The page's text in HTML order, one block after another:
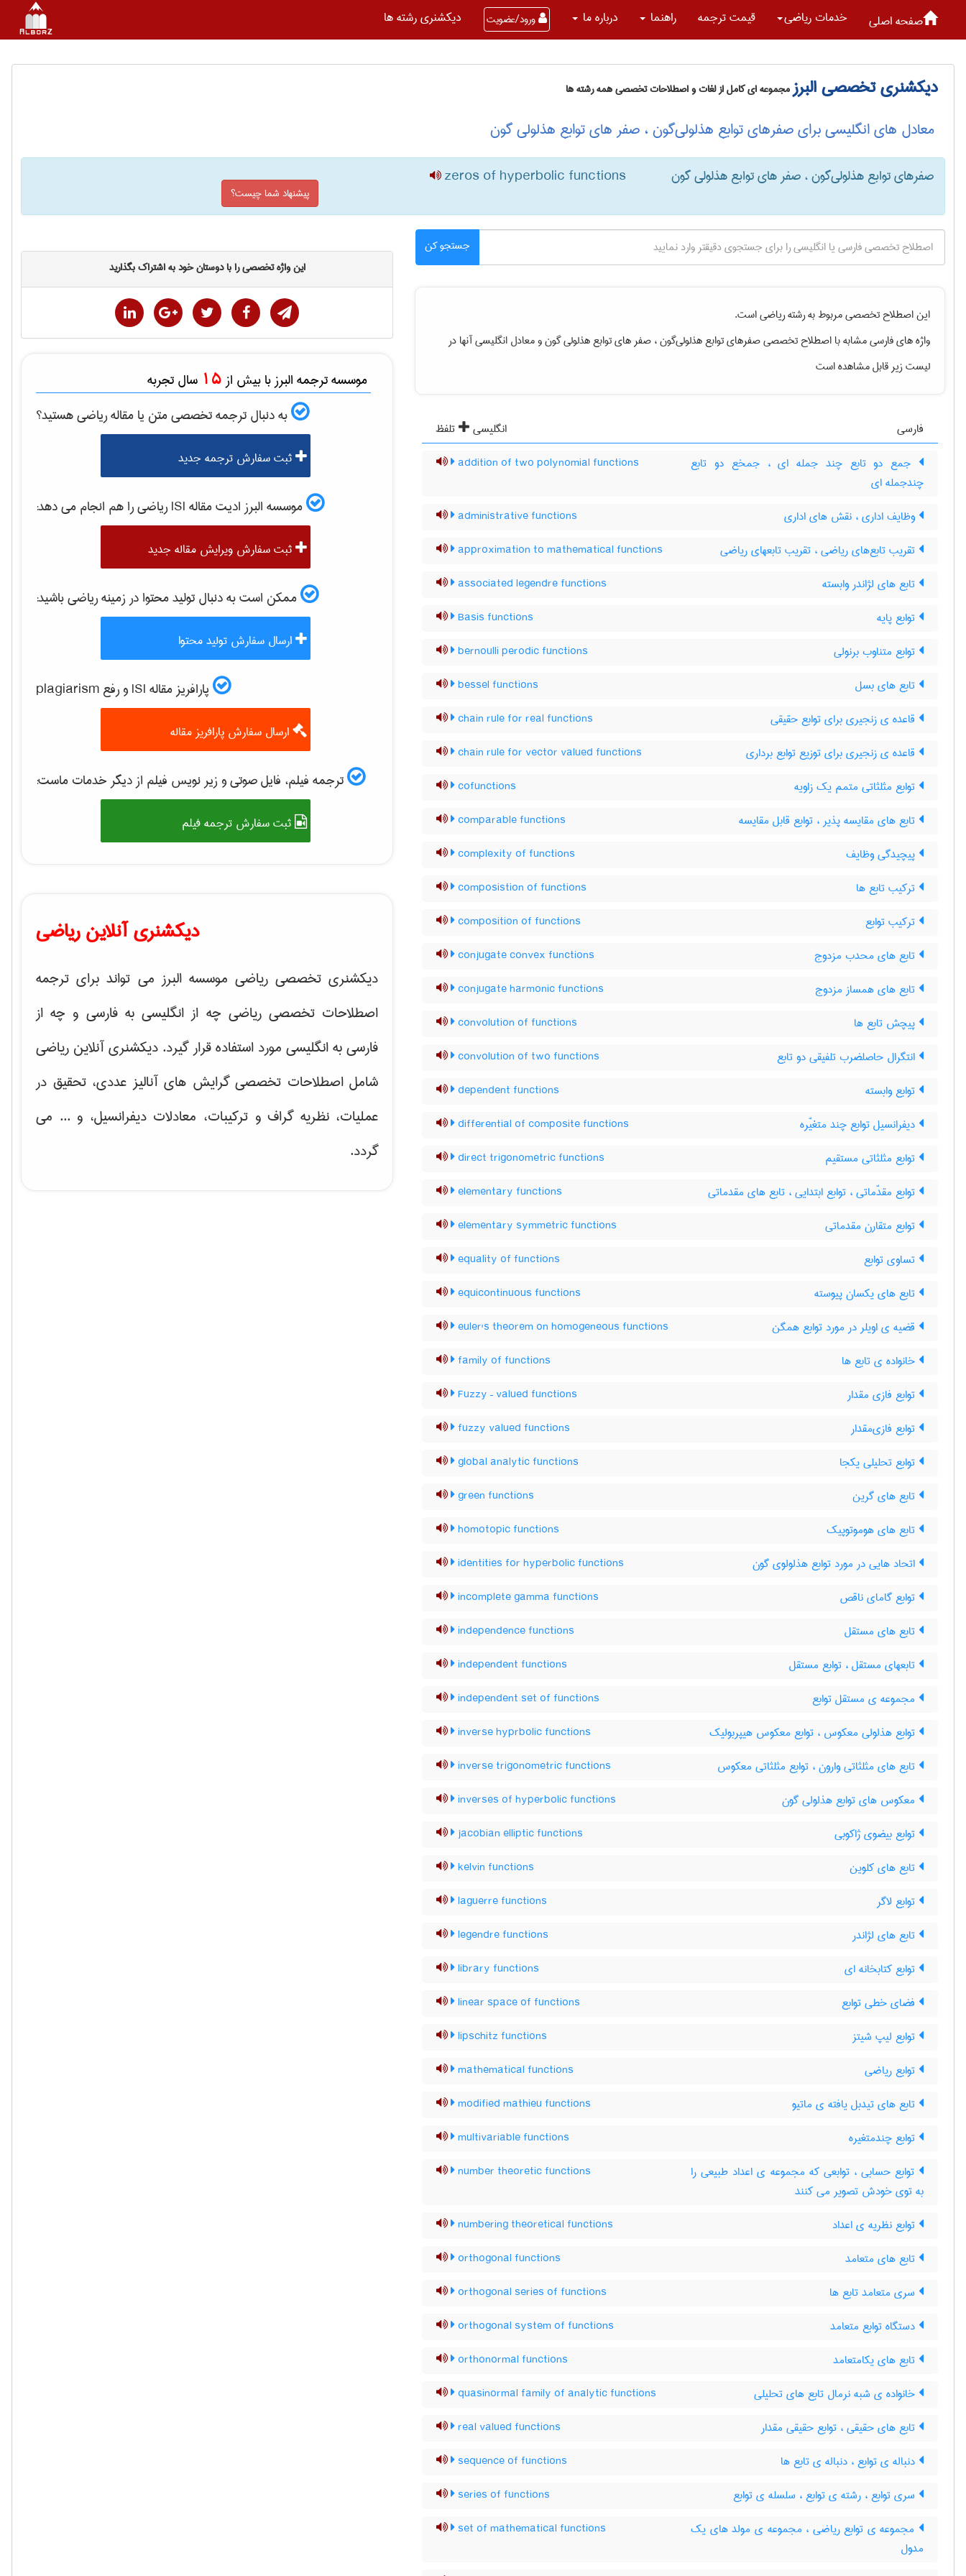
صفحه اصلی خدمات رياضی قیمت ترجمه راهنما درباره ما ورود/عضویت دیکشنری رشته ها
دیکشنری تخصصی البرزمجموعه ای کامل از لغات و اصطلاحات تخصصی همه رشته ها
معادل های انگلیسی برای صفرهای توابع هذلولی‌گون ، صفر های توابع هذلولی گون
صفرهای توابع هذلولی‌گون ، صفر های توابع هذلولی گون zeros of hyperbolic functions
پیشنهاد شما چیست؟
جستجو کن
این اصطلاح تخصصی مربوط به رشتهرياضیاست.
واژه های فارسی مشابه با اصطلاح تخصصیصفرهای توابع هذلولی‌گون ، صفر های توابع هذلولی گونو معادل انگلیسی آنها در
لیست زیر قابل مشاهده است
فارسی انگلیسی
تلفظ
جمع دو تابع چند جمله ای ، جمخع دو تابع
چندجمله ای
addition of two polynomial functions
وظایف اداری ، نقش های اداری administrative functions
تقریب تابع‌های ریاضی ، تقریب تابعهای ریاضی approximation to mathematical functions
تابع های لژاندر وابسته associated legendre functions
توابع پایه Basis functions
توابع متناوب برنولی bernoulli perodic functions
تابع های بسل bessel functions
قاعده ی زنجیری برای توابع حقیقی chain rule for real functions
قاعده ی زنجیری برای توزیع توابع برداری chain rule for vector valued functions
توابع مثلثاتی متمم یک زاویه cofunctions
تابع های مقایسه پذیر ، توابع قابل مقایسه comparable functions
پیچیدگی وظایف complexity of functions
ترکیب تابع ها composistion of functions
ترکیب توابع composition of functions
تابع های محدب مزدوج conjugate convex functions
تابع های همساز مزدوج conjugate harmonic functions
پیچش تابع ها convolution of functions
انتگرال حاصلضرب تلفیقی دو تابع convolution of two functions
توابع وابسته dependent functions
دیفرانسیل توابع چند متغیّره differential of composite functions
توابع مثلثاتی مستقیم direct trigonometric functions
توابع مقدّماتی ، توابع ابتدایی ، تابع های مقدماتی elementary functions
توابع متقارن مقدماتی elementary symmetric functions
تساوی توابع equality of functions
تابع های یکسان پیوسته equicontinuous functions
قضیه ی اویلر در مورد توابع همگن euler's theorem on homogeneous functions
خانواده ی تابع ها family of functions
توابع فازی مقدار Fuzzy – valued functions
توابع فازی‌مقدار fuzzy valued functions
توابع تحلیلی یکجا global analytic functions
تابع های گرین green functions
تابع های هوموتوپیک homotopic functions
اتحاد هایی در مورد توابع هذلولوی گون identities for hyperbolic functions
توابع گامای ناقص incomplete gamma functions
تابع های مستقل independence functions
تابعهای مستقل ، توابع مستقل independent functions
مجموعه ی مستقل توابع independent set of functions
توابع هذلولی معکوس ، توابع معکوس هیپربولیک inverse hyprbolic functions
تابع های مثلثاتی وارون ، توابع مثلثاتی معکوس inverse trigonometric functions
معکوس های توابع هذلولی گون inverses of hyperbolic functions
توابع بیضوی ژاکوبی jacobian elliptic functions
تابع های کلوین kelvin functions
توابع لاگر laguerre functions
تابع های لژاندر legendre functions
توابع کتابخانه ای library functions
فضای خطی توابع linear space of functions
توابع لیپ شیتز lipschitz functions
توابع ریاضی mathematical functions
تابع های تیدبل یافته ی ماتیو modified mathieu functions
توابع چندمتغیره multivariable functions
توابع حسابی ، توابعی که مجموعه ی اعداد طبیعی را
به توی خودش تصویر می کنند
number theoretic functions
توابع نظریه ی اعداد numbering theoretical functions
تابع های متعامد orthogonal functions
سری متعامد تابع ها orthogonal series of functions
دستگاه توابع متعامد orthogonal system of functions
تابع های یکامتعامد orthonormal functions
خانواده ی شبه نرمال تابع های تحلیلی quasinormal family of analytic functions
تابع های حقیقی ، توابع حقیقی مقدار real valued functions
دنباله ی توابع ، دنباله ی تابع ها sequence of functions
سری توابع ، رشته ی توابع ، سلسله ی توابع series of functions
مجموعه ی توابع ریاضی ، مجموعه ی مولد های یک
مدول
set of mathematical functions
این واژه تخصصی را با دوستان خود به اشتراک بگذارید
موسسه ترجمه البرز با بیش از 15 سال تجربه
به دنبال ترجمه تخصصی متن یا مقالهرياضیهستید؟
ثبت سفارش ترجمه جدید
موسسه البرز ادیت مقاله ISI رياضیرا هم انجام می دهد:
ثبت سفارش ویرایش مقاله جدید
ممکن است به دنبال تولید محتوا در زمینهرياضیباشید:
ارسال سفارش تولید محتوا
پارافریز مقاله ISI و رفع plagiarism
ارسال سفارش پارافریز مقاله
ترجمه فیلم، فایل صوتی و زیر نویس فیلم از دیگر خدمات ماست:
ثبت سفارش ترجمه فیلم
دیکشنری آنلاین ریاضی
دیکشنری تخصصی ریاضی موسسه البرز می تواند برای ترجمه
اصطلاحات تخصصی ریاضی چه از انگلیسی به فارسی و چه از
فارسی به انگلیسی مورد استفاده قرار گیرد. دیکشنری آنلاین ریاضی
شامل اصطلاحات تخصصی گرایش هایآنالیز عددی، تحقیق در
عملیات، نظریه گراف و تركیبات، معادلات دیفرانسیل، و ... می
گردد.